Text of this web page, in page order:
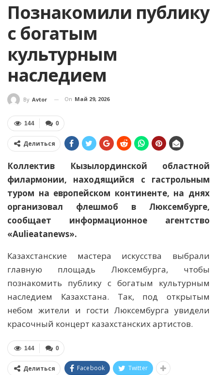
Познакомили публику
с богатым
культурным
наследием
By Avtor On Май 29, 2026
0
144
Делиться
Коллектив Кызылординской областной
филармонии, находящийся с гастрольным
туром на европейском континенте, на днях
организовал флешмоб в Люксембурге,
сообщает информационное агентство
«Aulieаtanews».
Казахстанские мастера искусства выбрали
главную площадь Люксембурга, чтобы
познакомить публику с богатым культурным
наследием Казахстана. Так, под открытым
небом жители и гости Люксембурга увидели
красочный концерт казахстанских артистов.
0
144
Делиться Facebook Twitter